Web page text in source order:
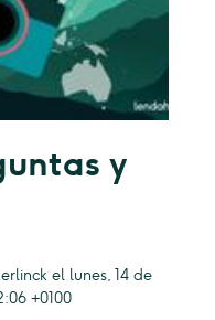
y
el lunes, 14 de
+0100